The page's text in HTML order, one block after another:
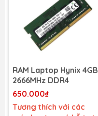
RAM Laptop Hynix 4GB
2666MHz DDR4
650.000₫
Tương thích với các